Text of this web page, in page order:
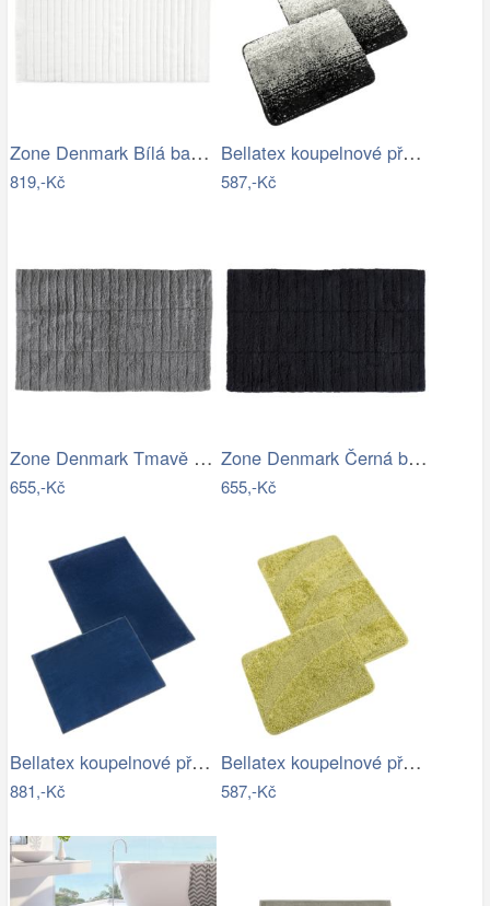
Zone Denmark Bílá bavlněná koupelnová…
819,-Kč
Bellatex koupelnové předložky…
587,-Kč
Zone Denmark Tmavě šedá bavlněná…
655,-Kč
Zone Denmark Černá bavlněná koupelnová…
655,-Kč
Bellatex koupelnové předložky BANYGOLD…
881,-Kč
Bellatex koupelnové předložky…
587,-Kč